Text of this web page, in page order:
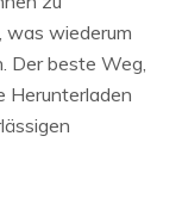
was wiederum
Der beste Weg,
Herunterladen